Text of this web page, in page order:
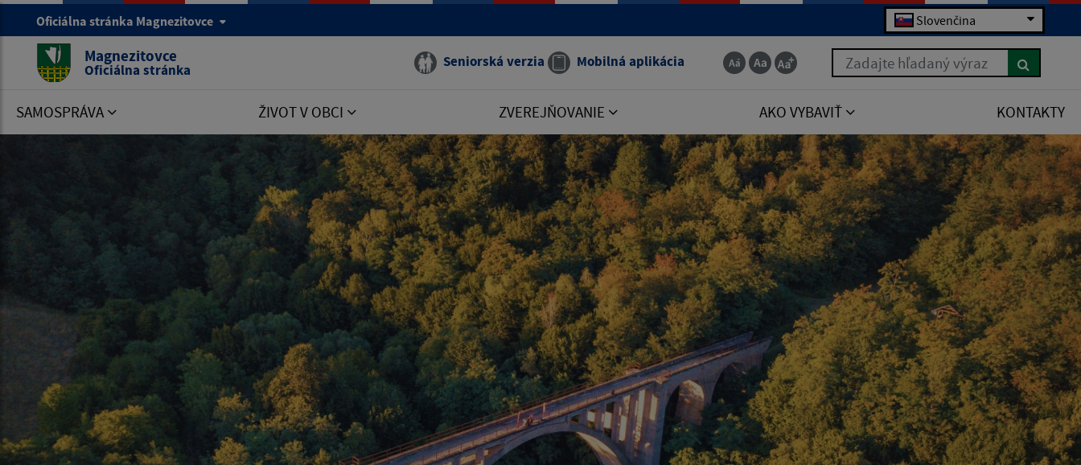
Oficiálna stránka Magnezitovce Slovenčina
Magnezitovce
Oficiálna stránka Seniorská verzia Mobilná aplikácia Zadajte hľadaný výraz
SAMOSPRÁVA ŽIVOT V OBCI ZVEREJŇOVANIE AKO VYBAVIŤ KONTAKTY